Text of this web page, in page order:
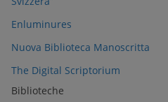
Enluminures
Nuova Biblioteca Manoscritta
The Digital Scriptorium
Biblioteche